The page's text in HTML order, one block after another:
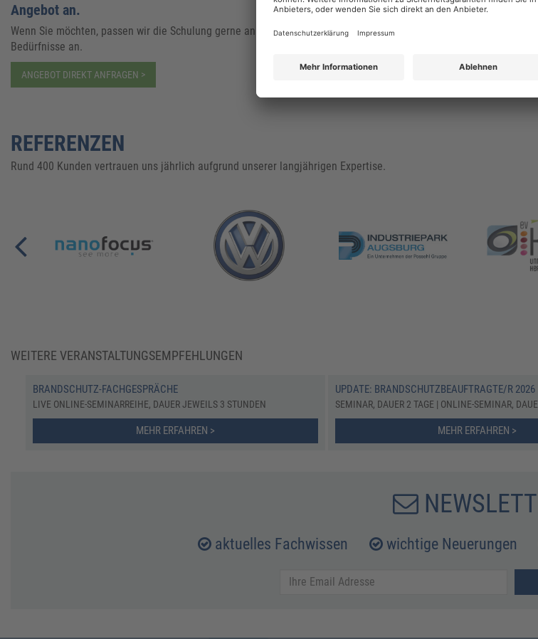
Angebot an.
Wenn Sie möchten, passen wir die Schulung gerne an Ihre
Bedürfnisse an.
ANGEBOT DIREKT ANFRAGEN >
zu wenige Personen für eine eigene
Schulung?
REFERENZEN
Rund 400 Kunden vertrauen uns jährlich aufgrund unserer langjährigen Expertise.
WEITERE VERANSTALTUNGSEMPFEHLUNGEN
BRANDSCHUTZ-FACHGESPRÄCHE
LIVE ONLINE-SEMINARREIHE, DAUER JEWEILS 3 STUNDEN
MEHR ERFAHREN >
UPDATE: BRANDSCHUTZBEAUFTRAGTE/R 2026
SEMINAR, DAUER 2 TAGE | ONLINE-SEMINAR,
MEHR ERFAHREN >
aktuelles Fachwissen wichtige Neuerungen